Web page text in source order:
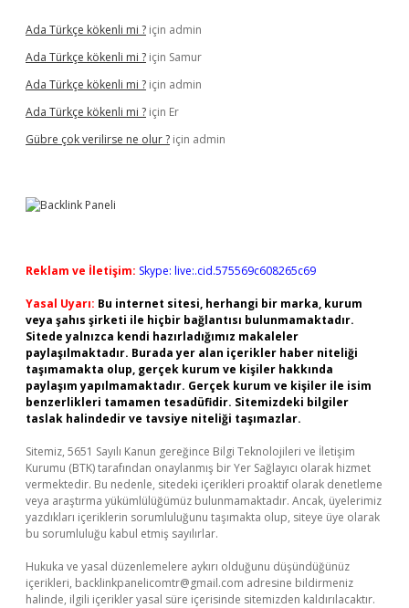
Ada Türkçe kökenli mi ? için admin
Ada Türkçe kökenli mi ? için Samur
Ada Türkçe kökenli mi ? için admin
Ada Türkçe kökenli mi ? için Er
Gübre çok verilirse ne olur ? için admin
Reklam ve İletişim: Skype: live:.cid.575569c608265c69
Yasal Uyarı: Bu internet sitesi, herhangi bir marka, kurum
veya şahıs şirketi ile hiçbir bağlantısı bulunmamaktadır.
Sitede yalnızca kendi hazırladığımız makaleler
paylaşılmaktadır. Burada yer alan içerikler haber niteliği
taşımamakta olup, gerçek kurum ve kişiler hakkında
paylaşım yapılmamaktadır. Gerçek kurum ve kişiler ile isim
benzerlikleri tamamen tesadüfidir. Sitemizdeki bilgiler
taslak halindedir ve tavsiye niteliği taşımazlar.
Sitemiz, 5651 Sayılı Kanun gereğince Bilgi Teknolojileri ve İletişim
Kurumu (BTK) tarafından onaylanmış bir Yer Sağlayıcı olarak hizmet
vermektedir. Bu nedenle, sitedeki içerikleri proaktif olarak denetleme
veya araştırma yükümlülüğümüz bulunmamaktadır. Ancak, üyelerimiz
yazdıkları içeriklerin sorumluluğunu taşımakta olup, siteye üye olarak
bu sorumluluğu kabul etmiş sayılırlar.
Hukuka ve yasal düzenlemelere aykırı olduğunu düşündüğünüz
içerikleri, backlinkpanelicomtr@gmail.com adresine bildirmeniz
halinde, ilgili içerikler yasal süre içerisinde sitemizden kaldırılacaktır.